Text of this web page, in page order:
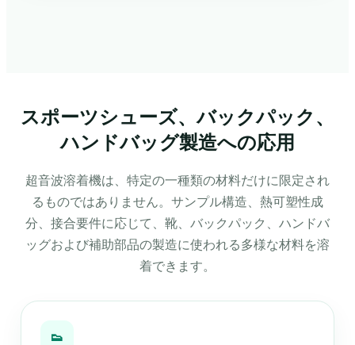
スポーツシューズ、バックパック、
ハンドバッグ製造への応用
超音波溶着機は、特定の一種類の材料だけに限定され
るものではありません。サンプル構造、熱可塑性成
分、接合要件に応じて、靴、バックパック、ハンドバ
ッグおよび補助部品の製造に使われる多様な材料を溶
着できます。
👟